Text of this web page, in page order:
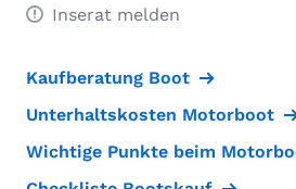
Inserat melden
Kaufberatung Boot
Unterhaltskosten Motorboot
Wichtige Punkte beim